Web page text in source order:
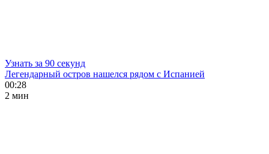
Узнать за 90 секунд
Легендарный остров нашелся рядом с Испанией
00:28
2 мин